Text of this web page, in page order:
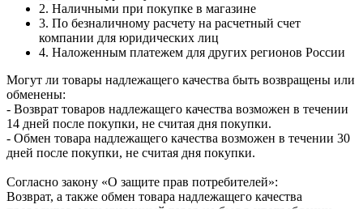
2. Наличными при покупке в магазине
3. По безналичному расчету на расчетный счет
компании для юридических лиц
4. Наложенным платежем для других регионов России
Могут ли товары надлежащего качества быть возвращены или
обменены:
- Возврат товаров надлежащего качества возможен в течении
14 дней после покупки, не считая дня покупки.
- Обмен товара надлежащего качества возможен в течении 30
дней после покупки, не считая дня покупки.
Согласно закону «О защите прав потребителей»:
Возврат, а также обмен товара надлежащего качества